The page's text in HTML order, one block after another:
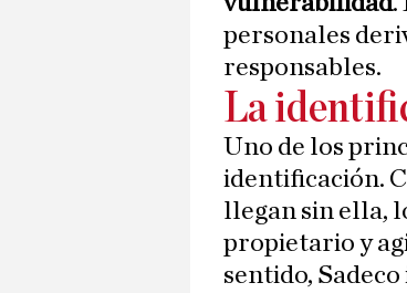
personales
responsables.
La
Uno de los
identificación.
llegan sin ella,
propietario y
sentido,